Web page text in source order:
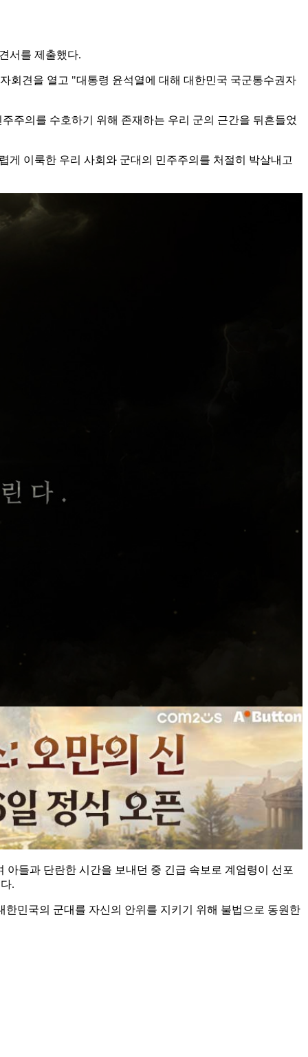
서를 제출했다.
회견을 열고 "대통령 윤석열에 대해 대한민국 국군통수권자
주의를 수호하기 위해 존재하는 우리 군의 근간을 뒤흔들었
이룩한 우리 사회와 군대의 민주주의를 처절히 박살내고
들과 단란한 시간을 보내던 중 긴급 속보로 계엄령이 선포
.
민국의 군대를 자신의 안위를 지키기 위해 불법으로 동원한